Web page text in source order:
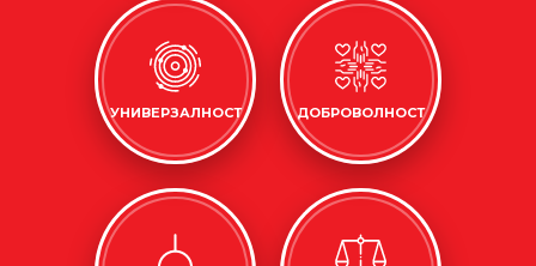
УНИВЕРЗАЛНОСТ ДОБРОВОЛНОСТ